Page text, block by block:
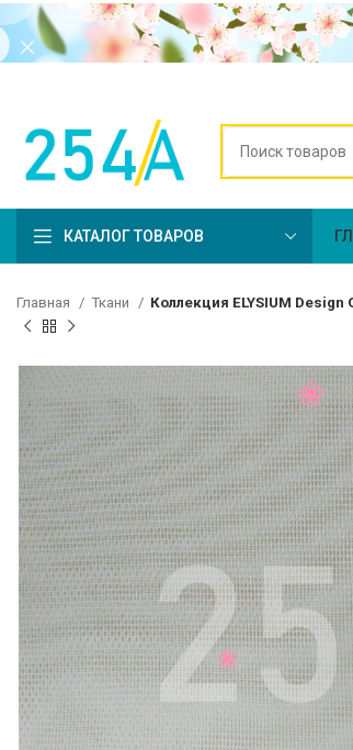
КАТАЛОГ ТОВАРОВ
Главная Ткани Коллекция ELYSIUM